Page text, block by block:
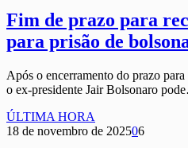
Fim de prazo para
para prisão de
Após o encerramento do prazo
o ex-presidente Jair Bolsonaro
ÚLTIMA HORA
18 de novembro de 202506